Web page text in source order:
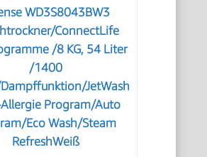
WD3S8043BW3
ConnectLife
/8 KG, 54 Liter
/1400
JetWash
Program/Auto
Eco Wash/Steam
RefreshWeiß